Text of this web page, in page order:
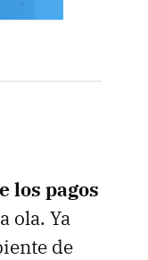
los pagos
ola. Ya
de